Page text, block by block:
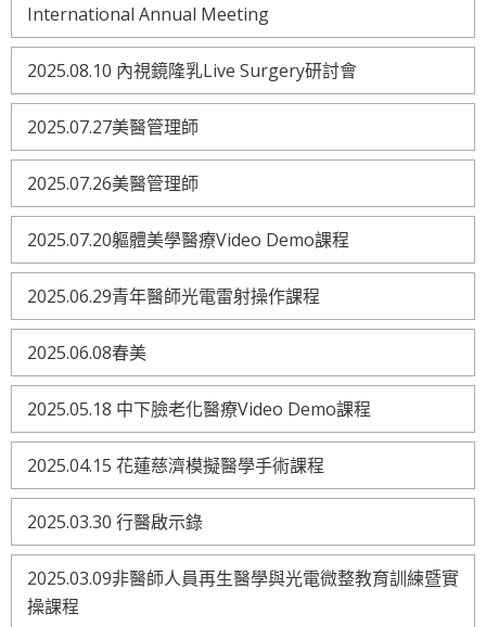
International Annual Meeting
2025.08.10 內視鏡隆乳Live Surgery研討會
2025.07.27美醫管理師
2025.07.26美醫管理師
2025.07.20軀體美學醫療Video Demo課程
2025.06.29青年醫師光電雷射操作課程
2025.06.08春美
2025.05.18 中下臉老化醫療Video Demo課程
2025.04.15 花蓮慈濟模擬醫學手術課程
2025.03.30 行醫啟示錄
2025.03.09非醫師人員再生醫學與光電微整教育訓練暨實
操課程